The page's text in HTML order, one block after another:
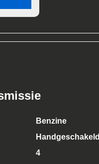
Benzine
Handgeschakeld
4